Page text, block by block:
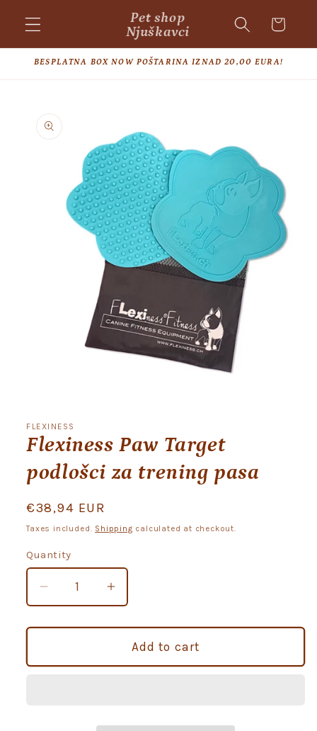
content
Pet shop
Njuškavci
Cart
BESPLATNA BOX NOW POŠTARINA IZNAD 20,00 EURA!
product
information
1
in
modal
FLEXINESS
Flexiness Paw Target
podlošci za trening pasa
Regular
price
€38,94 EUR
Taxes included. Shipping calculated at checkout.
Quantity
Quantity
Decrease
quantity
for
Paw
Increase
quantity
for
Flexiness
Paw
Add to cart